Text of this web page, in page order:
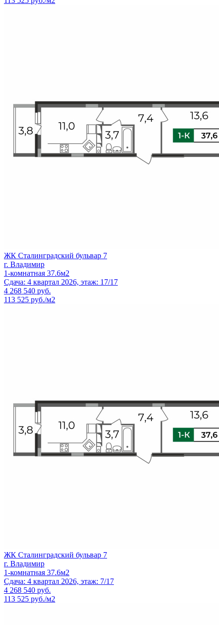
ЖК Сталинградский бульвар 7
г. Владимир
1-комнатная 37.6м2
Сдача: 4 квартал 2026, этаж: 17/17
4 268 540 руб.
113 525 руб./м2
ЖК Сталинградский бульвар 7
г. Владимир
1-комнатная 37.6м2
Сдача: 4 квартал 2026, этаж: 7/17
4 268 540 руб.
113 525 руб./м2